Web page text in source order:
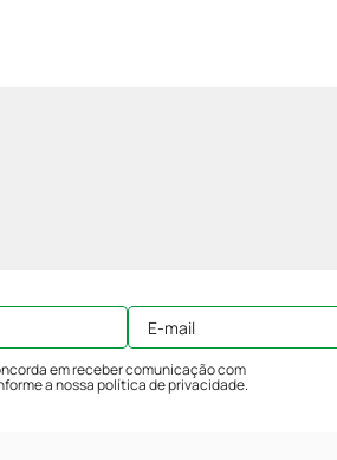
em receber comunicação com
a nossapolítica de privacidade.